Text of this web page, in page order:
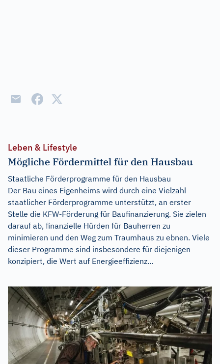
Leben & Lifestyle
Mögliche Fördermittel für den Hausbau
Staatliche Förderprogramme für den Hausbau
Der Bau eines Eigenheims wird durch eine Vielzahl
staatlicher Förderprogramme unterstützt, an erster
Stelle die KFW-Förderung für Baufinanzierung. Sie zielen
darauf ab, finanzielle Hürden für Bauherren zu
minimieren und den Weg zum Traumhaus zu ebnen. Viele
dieser Programme sind insbesondere für diejenigen
konzipiert, die Wert auf Energieeffizienz...